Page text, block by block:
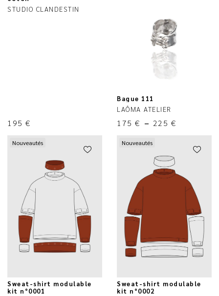
STUDIO CLANDESTIN
195 €
Bague 111
LAÔMA ATELIER
175 € – 225 €
Nouveautés
Sweat-shirt modulable
kit n°0001
Nouveautés
Sweat-shirt modulable
kit n°0002